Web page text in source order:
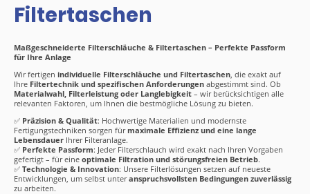
Filtertaschen
Maßgeschneiderte Filterschläuche & Filtertaschen – Perfekte Passform
für Ihre Anlage
Wir fertigen individuelle Filterschläuche und Filtertaschen, die exakt auf
Ihre Filtertechnik und spezifischen Anforderungen abgestimmt sind. Ob
Materialwahl, Filterleistung oder Langlebigkeit – wir berücksichtigen alle
relevanten Faktoren, um Ihnen die bestmögliche Lösung zu bieten.
✅ Präzision & Qualität: Hochwertige Materialien und modernste
Fertigungstechniken sorgen fürmaximale Effizienz und eine lange
Lebensdauer Ihrer Filteranlage.
✅ Perfekte Passform: Jeder Filterschlauch wird exakt nach Ihren Vorgaben
gefertigt – für eine optimale Filtration und störungsfreien Betrieb.
✅ Technologie & Innovation: Unsere Filterlösungen setzen auf neueste
Entwicklungen, um selbst unteranspruchsvollsten Bedingungen zuverlässig
zu arbeiten.